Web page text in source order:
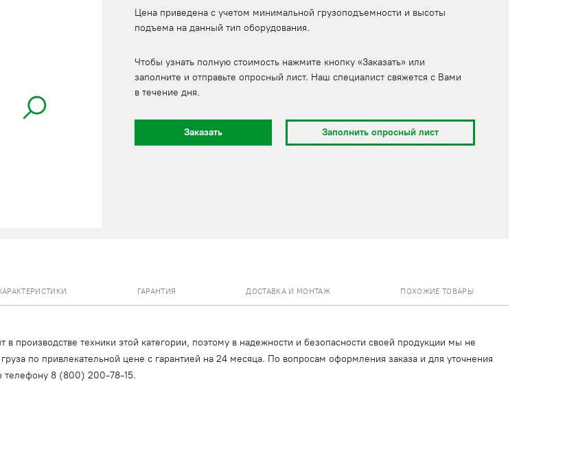
Цена приведена с учетом минимальной грузоподъемности и высоты
подъема на данный тип оборудования.
Чтобы узнать полную стоимость нажмите кнопку «Заказать» или
заполните и отправьте опросный лист. Наш специалист свяжется с Вами
в течение дня.
Заказать Заполнить опросный лист
ГАРАНТИЯ ДОСТАВКА И МОНТАЖ ПОХОЖИЕ ТОВАРЫ
производстве техники этой категории, поэтому в надежности и безопасности своей продукции мы не
по привлекательной цене с гарантией на 24 месяца. По вопросам оформления заказа и для уточнения
телефону 8 (800) 200-78-15.